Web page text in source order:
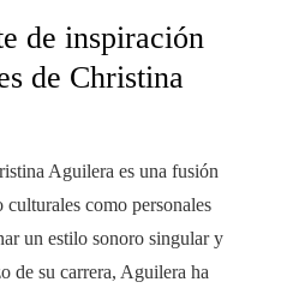
de inspiración
de Christina
Aguilera es una fusión
como personales
un estilo sonoro singular y
de su carrera, Aguilera ha